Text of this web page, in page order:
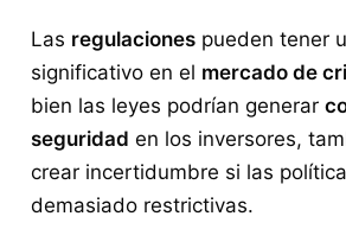
Las regulacionespueden tener
significativo en el mercado de
bien las leyes podrían generar
seguridad en los inversores,
crear incertidumbre si las
demasiado restrictivas.